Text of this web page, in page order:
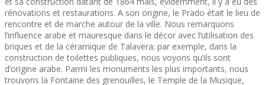
rénovations et restaurations. A son origine, le Prado était le lieu de
rencontre et de marche autour de la ville. Nous remarquons
l’influence arabe et mauresque dans le décor avec l’utilisation des
briques et de la céramique de Talavera; par exemple, dans la
construction de toilettes publiques, nous voyons qu’ils sont
d’origine arabe. Parmi les monuments les plus importants, nous
trouvons la Fontaine des grenouilles, le Temple de la Musique,